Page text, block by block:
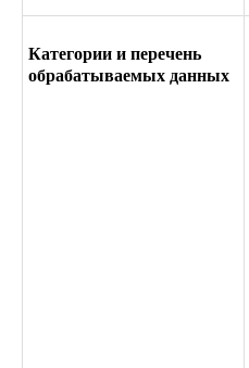
Категории и перечень
обрабатываемых данных